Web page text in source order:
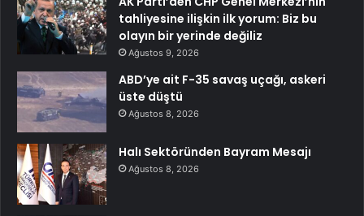
tahliyesine ilişkin ilk yorum: Biz bu
olayın bir yerinde değiliz
Ağustos 9, 2026
ABD’ye ait F-35 savaş uçağı, askeri
üste düştü
Ağustos 8, 2026
Halı Sektöründen Bayram Mesajı
Ağustos 8, 2026